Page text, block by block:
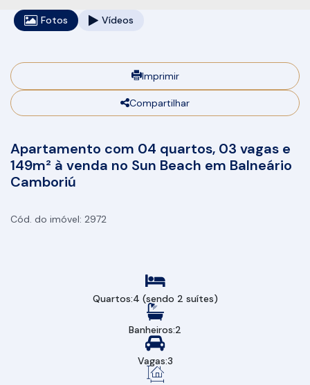
Fotos Vídeos
Imprimir
Compartilhar
Apartamento com 04 quartos, 03 vagas e
149m² à venda no Sun Beach em Balneário
Camboriú
2972
Quartos:4 (sendo 2 suítes)
Banheiros:2
Vagas:3